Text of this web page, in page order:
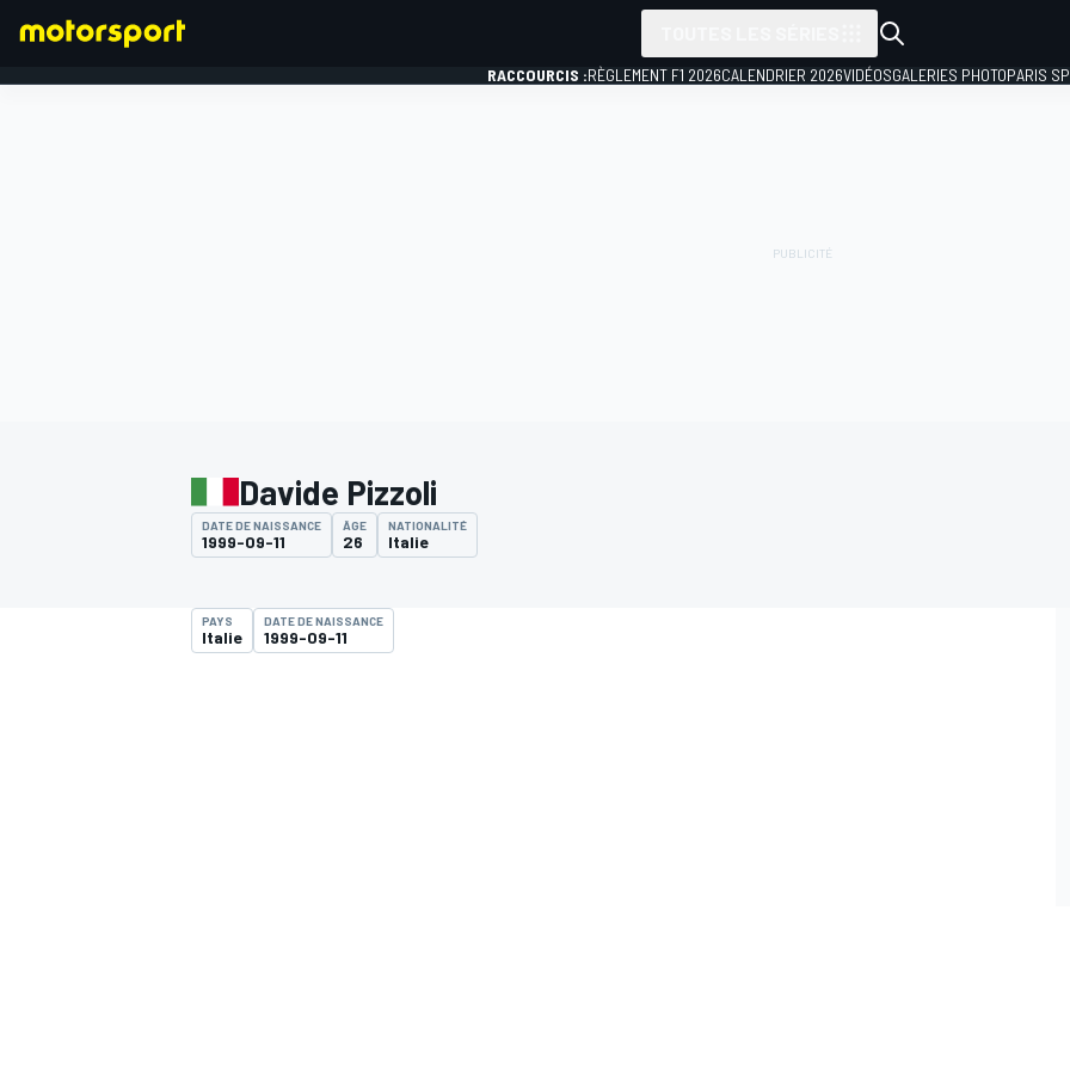
RACCOURCIS :RÈGLEMENT F1 2026CALENDRIER 2026VIDÉOSGALERIES PHOTOPARIS
Davide Pizzoli
DATE DE NAISSANCE
1999-09-11
ÂGE
26
NATIONALITÉ
Italie
PAYS
Italie
DATE DE NAISSANCE
1999-09-11